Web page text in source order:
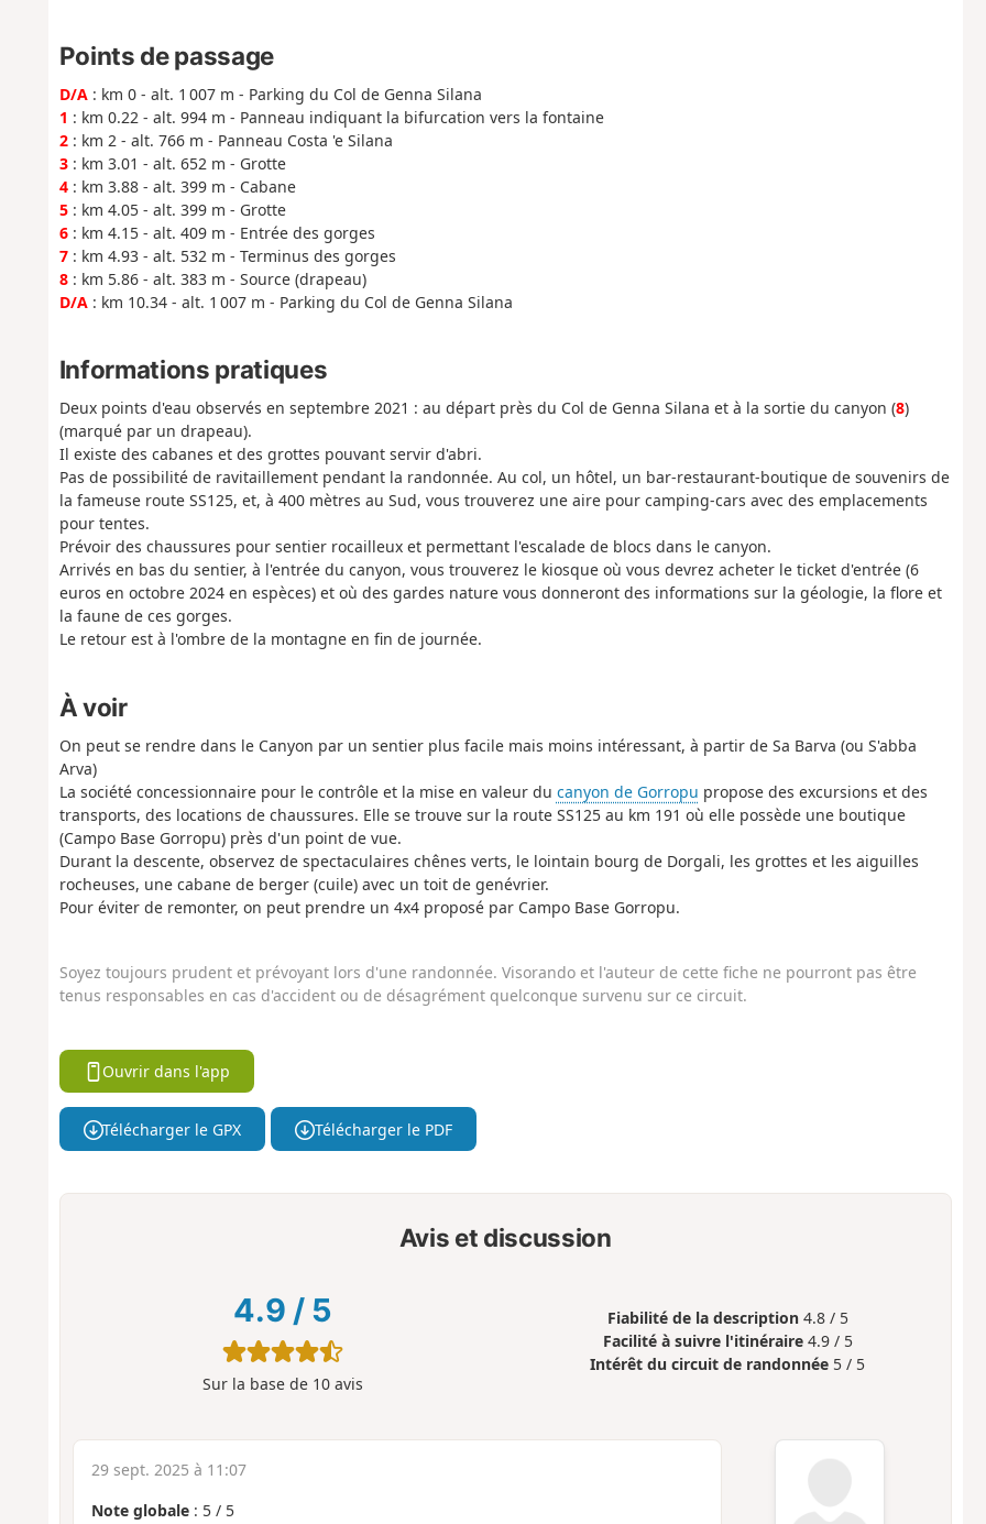
Points de passage
D/A: km 0 - alt. 1 007 m - Parking du Col de Genna Silana
1 : km 0.22 - alt. 994 m - Panneau indiquant la bifurcation vers la fontaine
2: km 2 - alt. 766 m - Panneau Costa 'e Silana
3: km 3.01 - alt. 652 m - Grotte
4: km 3.88 - alt. 399 m - Cabane
5: km 4.05 - alt. 399 m - Grotte
6: km 4.15 - alt. 409 m - Entrée des gorges
7: km 4.93 - alt. 532 m - Terminus des gorges
8: km 5.86 - alt. 383 m - Source (drapeau)
D/A: km 10.34 - alt. 1 007 m - Parking du Col de Genna Silana
Informations pratiques
Deux points d'eau observés en septembre 2021 : au départ près du Col de Genna Silana et à la sortie du canyon (8)
(marqué par un drapeau).
Il existe des cabanes et des grottes pouvant servir d'abri.
Pas de possibilité de ravitaillement pendant la randonnée. Au col, un hôtel, un bar-restaurant-boutique de souvenirs de
la fameuse route SS125, et, à 400 mètres au Sud, vous trouverez une aire pour camping-cars avec des emplacements
pour tentes.
Prévoir des chaussures pour sentier rocailleux et permettant l'escalade de blocs dans le canyon.
Arrivés en bas du sentier, à l'entrée du canyon, vous trouverez le kiosque où vous devrez acheter le ticket d'entrée (6
euros en octobre 2024 en espèces) et où des gardes nature vous donneront des informations sur la géologie, la flore et
la faune de ces gorges.
Le retour est à l'ombre de la montagne en fin de journée.
À voir
On peut se rendre dans le Canyon par un sentier plus facile mais moins intéressant, à partir de Sa Barva (ou S'abba
Arva)
La société concessionnaire pour le contrôle et la mise en valeur du canyon de Gorropu propose des excursions et des
transports, des locations de chaussures. Elle se trouve sur la route SS125 au km 191 où elle possède une boutique
(Campo Base Gorropu) près d'un point de vue.
Durant la descente, observez de spectaculaires chênes verts, le lointain bourg de Dorgali, les grottes et les aiguilles
rocheuses, une cabane de berger (cuile) avec un toit de genévrier.
Pour éviter de remonter, on peut prendre un 4x4 proposé par Campo Base Gorropu.
Soyez toujours prudent et prévoyant lors d'une randonnée. Visorando et l'auteur de cette fiche ne pourront pas être
tenus responsables en cas d'accident ou de désagrément quelconque survenu sur ce circuit.
Ouvrir dans l'app
Télécharger le GPX Télécharger le PDF
Avis et discussion
4.9 / 5
Sur la base de 10avis
Fiabilité de la description 4.8 / 5
Facilité à suivre l'itinéraire 4.9 / 5
Intérêt du circuit de randonnée 5 / 5
29 sept. 2025 à 11:07
Note globale: 5/ 5